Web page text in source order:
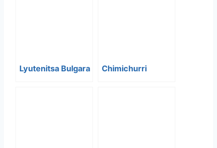
Lyutenitsa Bulgara Chimichurri